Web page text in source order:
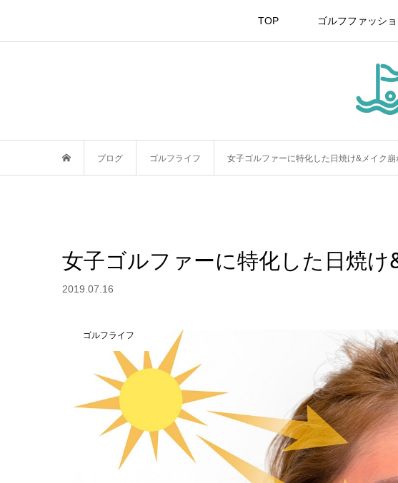
TOP ゴルフファッシ
ブログ ゴルフライフ 女子ゴルファーに特化した日焼け&メイク崩
女子ゴルファーに特化した日焼け
2019.07.16
ゴルフライフ